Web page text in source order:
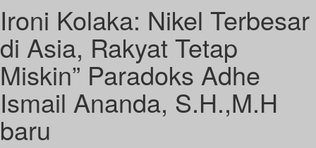
Ironi Kolaka: Nikel Terbesar
di Asia, Rakyat Tetap
Miskin” Paradoks Adhe
Ismail Ananda, S.H.,M.H
baru